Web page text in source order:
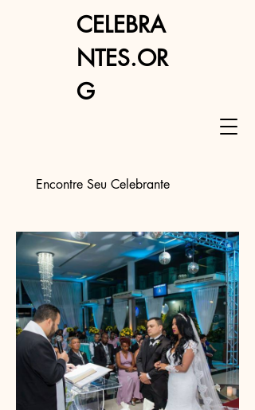
Encontre Seu Celebrante
CELEBRA
NTES.OR
G